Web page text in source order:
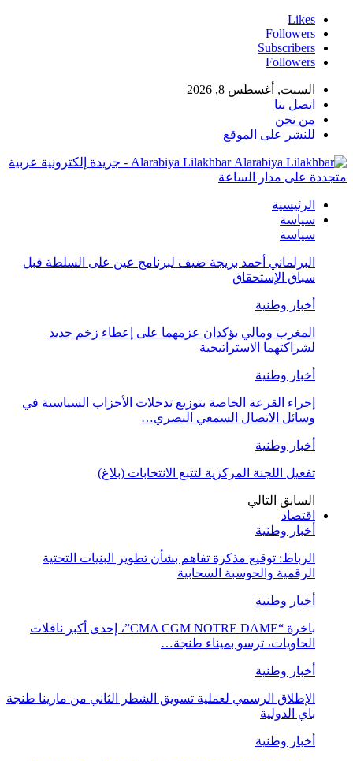
Likes
Followers
Subscribers
Followers
السبت, أغسطس 8, 2026
اتصل بنا
من نحن
للنشر على الموقع
Alarabiya Lilakhbar - جريدة إلكترونية عربية
متجددة على مدار الساعة
الرئيسية
سياسة
سياسة
البرلماني أحمد بريجة ضيف لبرنامج عين على السلطة قبل
سباق الإستحقاق
أخبار وطنية
المغرب ومالي يؤكدان عزمهما على إعطاء زخم جديد
لشراكتهما الاستراتيجية
أخبار وطنية
إجراء القرعة الخاصة بتوزيع تدخلات الأحزاب السياسية في
وسائل الاتصال السمعي البصري…
أخبار وطنية
تفعيل اللجنة المركزية لتتبع الانتخابات (بلاغ)
السابق التالي
اقتصاد
أخبار وطنية
الرباط: توقيع مذكرة تفاهم بشأن تطوير البنيات التحتية
الرقمية والحوسبة السحابية
أخبار وطنية
باخرة “CMA CGM NOTRE DAME”، إحدى أكبر ناقلات
الحاويات، ترسو بميناء طنجة…
أخبار وطنية
الإطلاق الرسمي لعملية تسويق الشطر الثاني من مارينا طنجة
باي الدولية
أخبار وطنية